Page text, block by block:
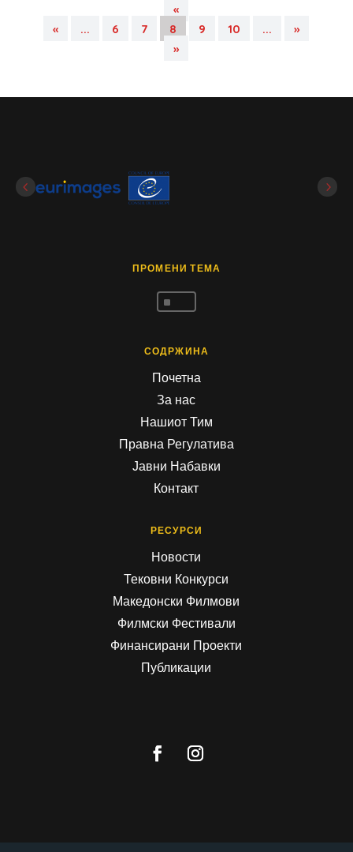
«
«
... 6 7 8 9 10 ...
»
»
ПРОМЕНИ ТЕМА
^
СОДРЖИНА
Почетна
За нас
Нашиот Тим
Правна Регулатива
Јавни Набавки
Контакт
РЕСУРСИ
Новости
Тековни Конкурси
Македонски Филмови
Филмски Фестивали
Финансирани Проекти
Публикации